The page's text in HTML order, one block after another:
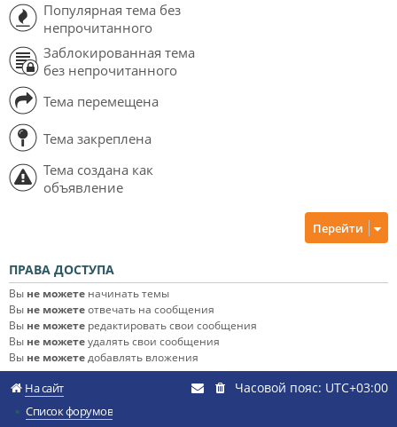
Популярная тема без
непрочитанного
Заблокированная тема
без непрочитанного
Тема перемещена
Тема закреплена
Тема создана как
объявление
Перейти
ПРАВА ДОСТУПА
Вы не можете начинать темы
Вы не можетеотвечать на сообщения
Вы не можете редактировать свои сообщения
Вы не можетеудалять свои сообщения
Вы не можетедобавлять вложения
На сайт
Список форумов
Часовой пояс: UTC+03:00